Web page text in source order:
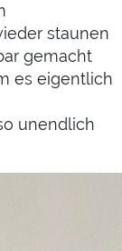
staunen
gemacht
es eigentlich
unendlich